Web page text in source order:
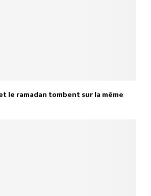
le ramadan tombent sur la même